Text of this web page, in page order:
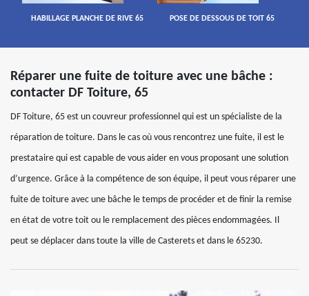
HABILLAGE PLANCHE DE RIVE 65 POSE DE DESSOUS DE TOIT 65
Réparer une fuite de toiture avec une bâche :
contacter DF Toiture, 65
DF Toiture, 65 est un couvreur professionnel qui est un spécialiste de la
réparation de toiture. Dans le cas où vous rencontrez une fuite, il est le
prestataire qui est capable de vous aider en vous proposant une solution
d’urgence. Grâce à la compétence de son équipe, il peut vous réparer une
fuite de toiture avec une bâche le temps de procéder et de finir la remise
en état de votre toit ou le remplacement des pièces endommagées. Il
peut se déplacer dans toute la ville de Casterets et dans le 65230.